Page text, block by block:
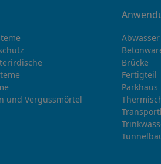
und Vergussmörtel
Abwasser
Brücke
Fertigteil
Parkhaus